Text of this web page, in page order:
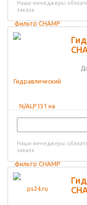
Наши менеджеры
заказа
Наши менеджеры
заказа